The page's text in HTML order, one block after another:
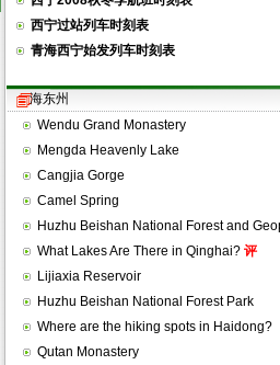
西宁过站列车时刻表
青海西宁始发列车时刻表
海东州
Wendu Grand Monastery
Mengda Heavenly Lake
Cangjia Gorge
Camel Spring
Huzhu Beishan National Forest and
What Lakes Are There in Qinghai? 评
Lijiaxia Reservoir
Huzhu Beishan National Forest Park
Where are the hiking spots in Haidong?
Qutan Monastery